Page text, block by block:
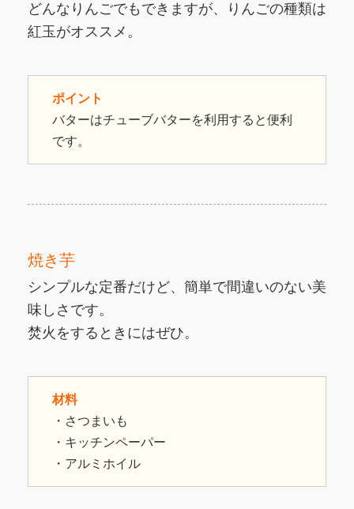
どんなりんごでもできますが、りんごの種類は
紅玉がオススメ。
ポイント
バターはチューブバターを利用すると便利
です。
焼き芋
シンプルな定番だけど、簡単で間違いのない美
味しさです。
焚火をするときにはぜひ。
材料
・さつまいも
・キッチンペーパー
・アルミホイル